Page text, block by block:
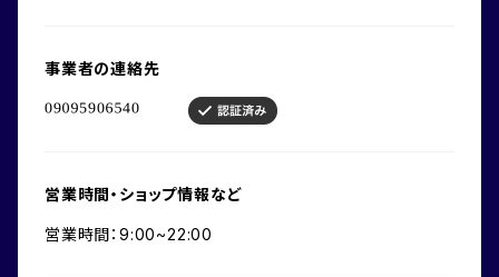
事業者の連絡先
営業時間・ショップ情報など
営業時間：9:00~22:00